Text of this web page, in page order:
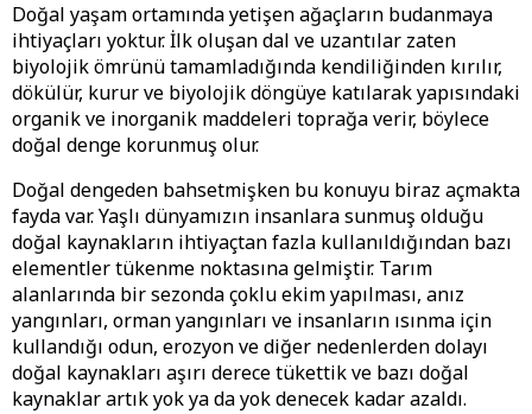
Doğal yaşam ortamında yetişen ağaçların budanmaya
ihtiyaçları yoktur. İlk oluşan dal ve uzantılar zaten
biyolojik ömrünü tamamladığında kendiliğinden kırılır,
dökülür, kurur ve biyolojik döngüye katılarak yapısındaki
organik ve inorganik maddeleri toprağa verir, böylece
doğal denge korunmuş olur.
Doğal dengeden bahsetmişken bu konuyu biraz açmakta
fayda var. Yaşlı dünyamızın insanlara sunmuş olduğu
doğal kaynakların ihtiyaçtan fazla kullanıldığından bazı
elementler tükenme noktasına gelmiştir. Tarım
alanlarında bir sezonda çoklu ekim yapılması, anız
yangınları, orman yangınları ve insanların ısınma için
kullandığı odun, erozyon ve diğer nedenlerden dolayı
doğal kaynakları aşırı derece tükettik ve bazı doğal
kaynaklar artık yok ya da yok denecek kadar azaldı.